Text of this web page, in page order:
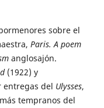
sobre el
Paris. A poem
anglosajón.
(1922) y
entregas del Ulysses,
tempranos del